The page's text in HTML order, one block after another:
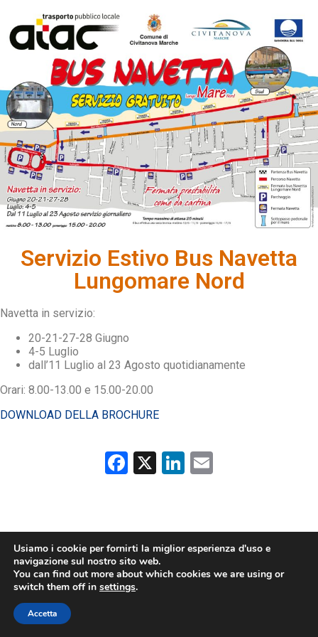
Servizio Estivo Bus Navetta
Lungomare Nord
Navetta in servizio:
20-21-27-28 Giugno
4-5 Luglio
dall’11 Luglio al 23 Agosto quotidianamente
Orari: 8.00-13.00 e 15.00-20.00
DOWNLOAD DELLA BROCHURE
Facebook
X LinkedIn
Usiamo i cookie per fornirti la miglior esperienza d'uso e
navigazione sul nostro sito web.
You can find out more about which cookies we are using or
switch them off in settings.
Accetta